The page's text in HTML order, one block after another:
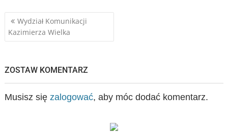
Nawigacja
wpisu
Wydział Komunikacji
Kazimierza Wielka
ZOSTAW KOMENTARZ
Musisz się zalogować, aby móc dodać komentarz.